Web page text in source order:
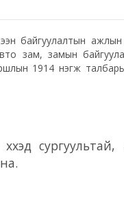
байгуулалтын
зам, замын
1914 нэгж
сургуультай,